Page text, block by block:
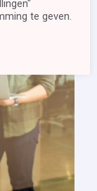
te geven.